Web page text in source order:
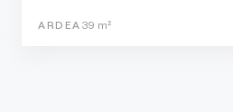
ARDEA 39 m²